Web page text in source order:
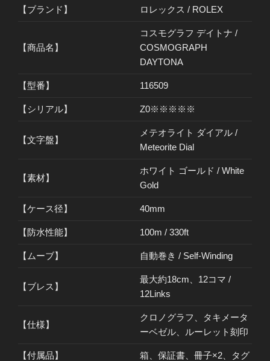
【ブランド】 ロレックス / ROLEX
【商品名】
コスモグラフ デイトナ /
COSMOGRAPH
DAYTONA
【型番】 116509
【シリアル】 Z0※※※※※
【文字盤】
メテオライト ダイアル /
Meteorite Dial
【素材】
ホワイト ゴールド / White
Gold
【ケース径】 40mm
【防水性能】 100m / 330ft
【ムーブ】 自動巻き / Self-Winding
【ブレス】
最大約18cm、12コマ /
12Links
【仕様】
クロノグラフ、タキメータ
ーベゼル、ルーレット刻印
【付属品】 箱、保証書、冊子×2、タグ